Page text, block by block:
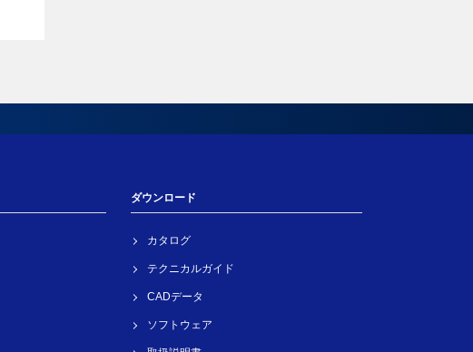
ダウンロード
カタログ
テクニカルガイド
CADデータ
ソフトウェア